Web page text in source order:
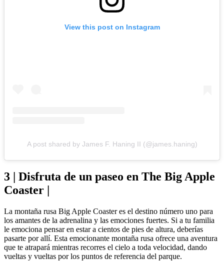
View this post on Instagram
A post shared by James F. Haning II (@james.haning)
3 | Disfruta de un paseo en The Big Apple
Coaster |
La montaña rusa Big Apple Coaster es el destino número uno para
los amantes de la adrenalina y las emociones fuertes. Si a tu familia
le emociona pensar en estar a cientos de pies de altura, deberías
pasarte por allí. Esta emocionante montaña rusa ofrece una aventura
que te atrapará mientras recorres el cielo a toda velocidad, dando
vueltas y vueltas por los puntos de referencia del parque.